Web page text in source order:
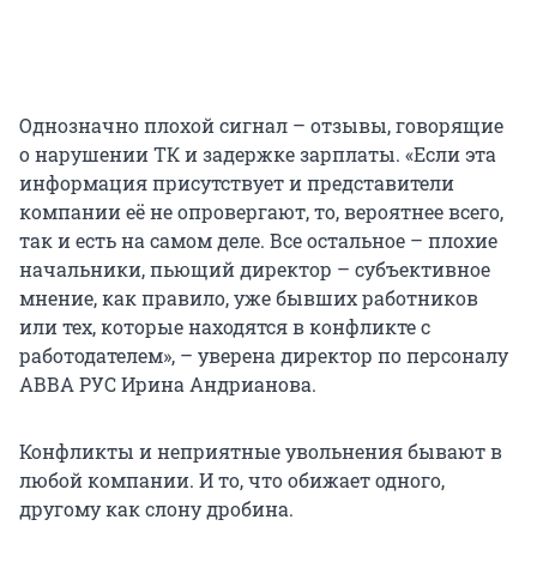
Однозначно плохой сигнал – отзывы, говорящие
о нарушении ТК и задержке зарплаты. «Если эта
информация присутствует и представители
компании её не опровергают, то, вероятнее всего,
так и есть на самом деле. Все остальное – плохие
начальники, пьющий директор – субъективное
мнение, как правило, уже бывших работников
или тех, которые находятся в конфликте с
работодателем», – уверена директор по персоналу
АВВА РУС Ирина Андрианова.
Конфликты и неприятные увольнения бывают в
любой компании. И то, что обижает одного,
другому как слону дробина.